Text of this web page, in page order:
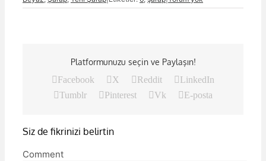
Platformunuzu seçin ve Paylaşın!
Facebook
X Reddit
LinkedIn
Tumblr
Pinterest Vk E-posta
Siz de fikrinizi belirtin
Comment